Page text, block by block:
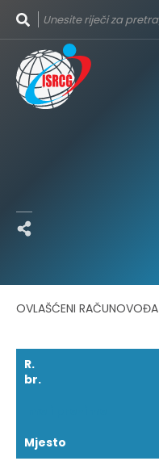
OVLAŠĆENI RAČUNOVOĐA
R.
br.
Mjesto